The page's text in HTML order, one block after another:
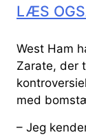
LÆS
West Ham
Zarate, der
med
– Jeg